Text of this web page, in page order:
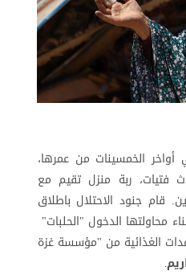
الخمسينات من عمرها،
فتيات، ربة منزل تقيم مع
قام جنود الاحتلال باطلاق
محاولتها الدخول "الحلبات"
الغذائية من "مؤسسة غزة
.